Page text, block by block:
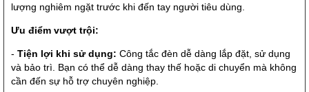
lượng nghiêm ngặt trước khi đến tay người tiêu dùng.
Ưu điểm vượt trội:
- Tiện lợi khi sử dụng: Công tắc đèn dễ dàng lắp đặt, sử dụng
và bảo trì. Bạn có thể dễ dàng thay thế hoặc di chuyển mà không
cần đến sự hỗ trợ chuyên nghiệp.